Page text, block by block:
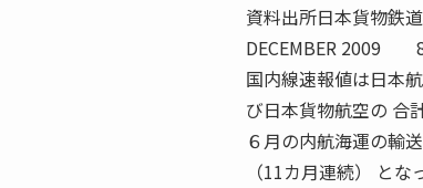
資料出所日本
DECEMBER 2009
国内線速報値は日本
び日本貨物航空の 合
６月の内航海運の輸
（11カ月連続） とな